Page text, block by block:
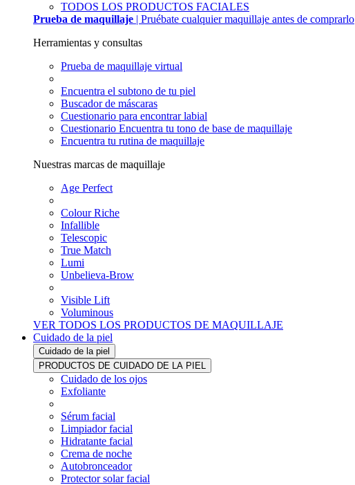
TODOS LOS PRODUCTOS FACIALES
Prueba de maquillaje | Pruébate cualquier maquillaje antes de comprarlo
Herramientas y consultas
Prueba de maquillaje virtual
Encuentra el subtono de tu piel
Buscador de máscaras
Cuestionario para encontrar labial
Cuestionario Encuentra tu tono de base de maquillaje
Encuentra tu rutina de maquillaje
Nuestras marcas de maquillaje
Age Perfect
Colour Riche
Infallible
Telescopic
True Match
Lumi
Unbelieva-Brow
Visible Lift
Voluminous
VER TODOS LOS PRODUCTOS DE MAQUILLAJE
Cuidado de la piel
Cuidado de la piel
PRODUCTOS DE CUIDADO DE LA PIEL
Cuidado de los ojos
Exfoliante
Sérum facial
Limpiador facial
Hidratante facial
Crema de noche
Autobronceador
Protector solar facial